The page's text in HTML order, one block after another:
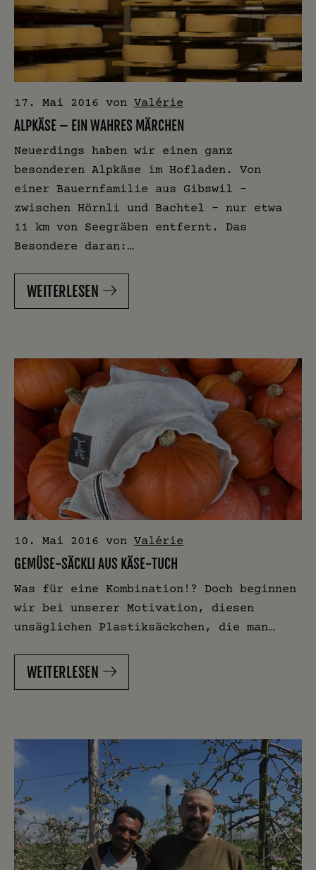
17. Mai 2016 von Valérie
ALPKÄSE – EIN WAHRES MÄRCHEN
Neuerdings haben wir einen ganz
besonderen Alpkäse im Hofladen. Von
einer Bauernfamilie aus Gibswil –
zwischen Hörnli und Bachtel – nur etwa
11 km von Seegräben entfernt. Das
Besondere daran:…
WEITERLESEN
10. Mai 2016 von Valérie
GEMÜSE-SÄCKLI AUS KÄSE-TUCH
Was für eine Kombination!? Doch beginnen
wir bei unserer Motivation, diesen
unsäglichen Plastiksäckchen, die man…
WEITERLESEN